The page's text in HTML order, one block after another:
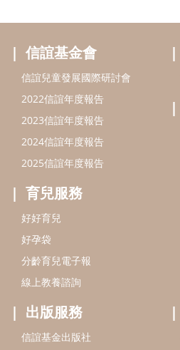
信誼基金會
信誼兒童發展國際研討會
2022信誼年度報告
2023信誼年度報告
2024信誼年度報告
2025信誼年度報告
育兒服務
好好育兒
好孕袋
分齡育兒電子報
線上教養諮詢
出版服務
信誼基金出版社